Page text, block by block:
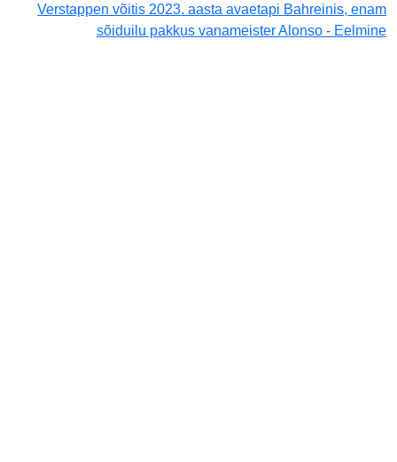
Verstappen võitis 2023. aasta avaetapi Bahreinis, enam
sõiduilu pakkus vanameister Alonso - Eelmine